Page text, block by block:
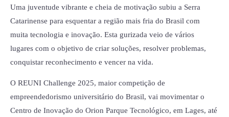
Uma juventude vibrante e cheia de motivação subiu a Serra
Catarinense para esquentar a região mais fria do Brasil com
muita tecnologia e inovação. Esta gurizada veio de vários
lugares com o objetivo de criar soluções, resolver problemas,
conquistar reconhecimento e vencer na vida.
O REUNI Challenge 2025, maior competição de
empreendedorismo universitário do Brasil, vai movimentar o
Centro de Inovação do Orion Parque Tecnológico, em Lages, até